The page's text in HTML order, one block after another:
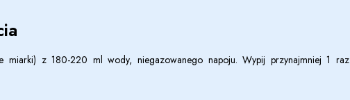
miarki) z 180-220 ml wody, niegazowanego napoju. Wypij przynajmniej 1 raz